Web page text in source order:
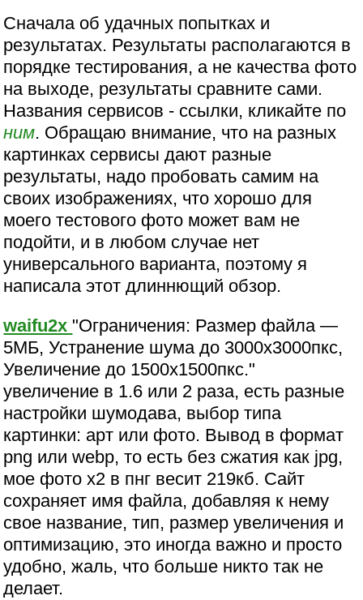
Сначала об удачных попытках и
результатах. Результаты располагаются в
порядке тестирования, а не качества фото
на выходе, результаты сравните сами.
Названия сервисов - ссылки, кликайте по
ним. Обращаю внимание, что на разных
картинках сервисы дают разные
результаты, надо пробовать самим на
своих изображениях, что хорошо для
моего тестового фото может вам не
подойти, и в любом случае нет
универсального варианта, поэтому я
написала этот длиннющий обзор.
waifu2x "Ограничения: Размер файла —
5МБ, Устранение шума до 3000x3000пкс,
Увеличение до 1500x1500пкс."
увеличение в 1.6 или 2 раза, есть разные
настройки шумодава, выбор типа
картинки: арт или фото. Вывод в формат
png или webp, то есть без сжатия как jpg,
мое фото х2 в пнг весит 219кб. Сайт
сохраняет имя файла, добавляя к нему
свое название, тип, размер увеличения и
оптимизацию, это иногда важно и просто
удобно, жаль, что больше никто так не
делает.